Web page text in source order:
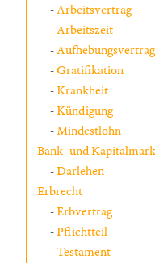
Arbeitsvertrag
Arbeitszeit
Aufhebungsvertrag
Gratifikation
Krankheit
Kündigung
Mindestlohn
Bank- und
Darlehen
Erbrecht
Erbvertrag
Pflichtteil
Testament